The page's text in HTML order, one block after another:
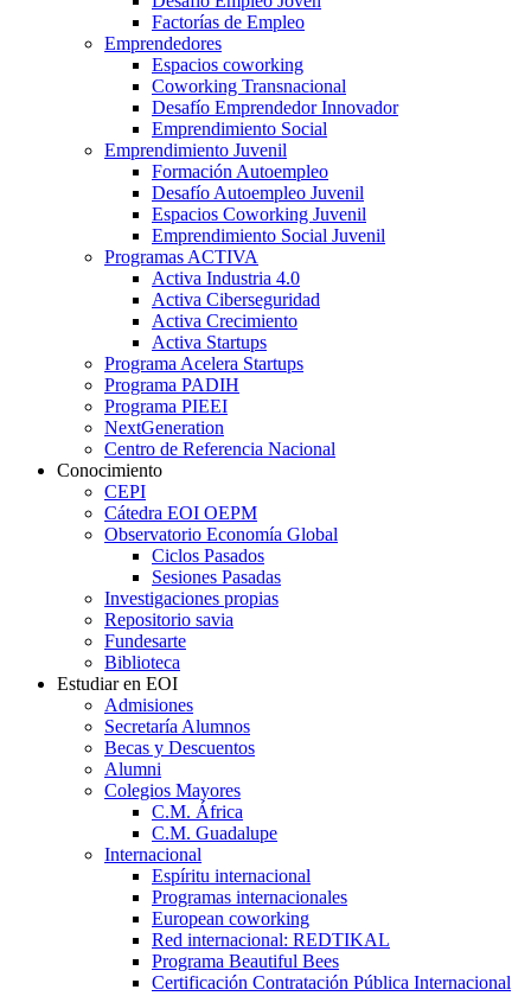
Factorías de Empleo
Emprendedores
Espacios coworking
Coworking Transnacional
Desafío Emprendedor Innovador
Emprendimiento Social
Emprendimiento Juvenil
Formación Autoempleo
Desafío Autoempleo Juvenil
Espacios Coworking Juvenil
Emprendimiento Social Juvenil
Programas ACTIVA
Activa Industria 4.0
Activa Ciberseguridad
Activa Crecimiento
Activa Startups
Programa Acelera Startups
Programa PADIH
Programa PIEEI
NextGeneration
Centro de Referencia Nacional
Conocimiento
CEPI
Cátedra EOI OEPM
Observatorio Economía Global
Ciclos Pasados
Sesiones Pasadas
Investigaciones propias
Repositorio savia
Fundesarte
Biblioteca
Estudiar en EOI
Admisiones
Secretaría Alumnos
Becas y Descuentos
Alumni
Colegios Mayores
C.M. África
C.M. Guadalupe
Internacional
Espíritu internacional
Programas internacionales
European coworking
Red internacional: REDTIKAL
Programa Beautiful Bees
Certificación Contratación Pública Internacional